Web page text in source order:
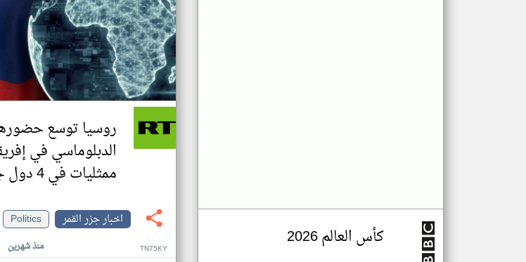
كأس العالم 2026
روسيا توسع
الدبلوماسي في
ممثليات في 4 دول جديدة
اخبار جزر القمر
Politics
منذ شهرين TN75KY